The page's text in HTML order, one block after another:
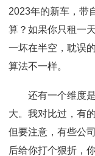
2023年的新车，带
算？如果你只租一
一坏在半空，耽误
算法不一样。
还有一个维度
大。我对比过，有
但要注意，有些公
后给你打个狠折，